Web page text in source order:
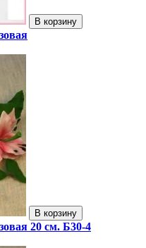
В корзину
В корзину
20 см. Б30-4